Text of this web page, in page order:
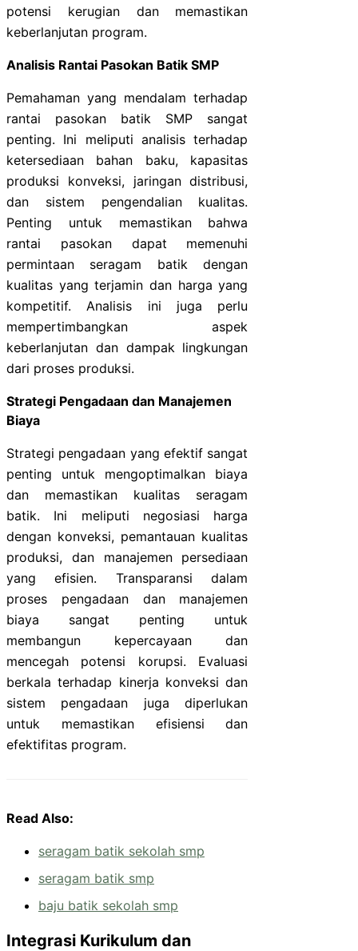
potensi kerugian dan memastikan
keberlanjutan program.
Analisis Rantai Pasokan Batik SMP
Pemahaman yang mendalam terhadap
rantai pasokan batik SMP sangat
penting. Ini meliputi analisis terhadap
ketersediaan bahan baku, kapasitas
produksi konveksi, jaringan distribusi,
dan sistem pengendalian kualitas.
Penting untuk memastikan bahwa
rantai pasokan dapat memenuhi
permintaan seragam batik dengan
kualitas yang terjamin dan harga yang
kompetitif. Analisis ini juga perlu
mempertimbangkan aspek
keberlanjutan dan dampak lingkungan
dari proses produksi.
Strategi Pengadaan dan Manajemen
Biaya
Strategi pengadaan yang efektif sangat
penting untuk mengoptimalkan biaya
dan memastikan kualitas seragam
batik. Ini meliputi negosiasi harga
dengan konveksi, pemantauan kualitas
produksi, dan manajemen persediaan
yang efisien. Transparansi dalam
proses pengadaan dan manajemen
biaya sangat penting untuk
membangun kepercayaan dan
mencegah potensi korupsi. Evaluasi
berkala terhadap kinerja konveksi dan
sistem pengadaan juga diperlukan
untuk memastikan efisiensi dan
efektifitas program.
Read Also:
seragam batik sekolah smp
seragam batik smp
baju batik sekolah smp
Integrasi Kurikulum dan